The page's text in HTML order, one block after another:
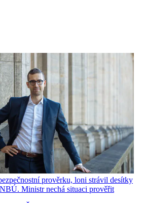
prověrku, loni strávil desítky
Ministr nechá situaci prověřit